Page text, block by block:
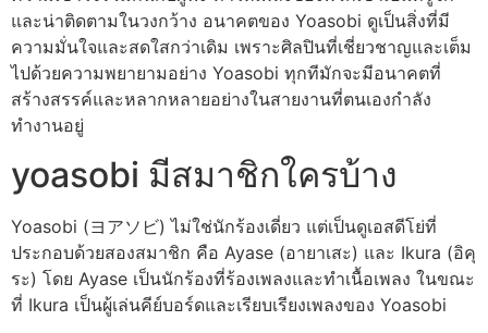
และน่าติดตามในวงกว้าง อนาคตของ Yoasobi ดูเป็นสิ่งที่มี
ความมั่นใจและสดใสกว่าเดิม เพราะศิลปินที่เชี่ยวชาญและเต็ม
ไปด้วยความพยายามอย่าง Yoasobi ทุกทีมักจะมีอนาคตที่
สร้างสรรค์และหลากหลายอย่างในสายงานที่ตนเองกำลัง
ทำงานอยู่
yoasobi มีสมาชิกใครบ้าง
Yoasobi (ヨアソビ) ไม่ใช่นักร้องเดี่ยว แต่เป็นดูเอสดีโย่ที่
ประกอบด้วยสองสมาชิก คือ Ayase (อายาเสะ) และ Ikura (อิคุ
ระ) โดย Ayase เป็นนักร้องที่ร้องเพลงและทำเนื้อเพลง ในขณะ
ที่ Ikura เป็นผู้เล่นคีย์บอร์ดและเรียบเรียงเพลงของ Yoasobi